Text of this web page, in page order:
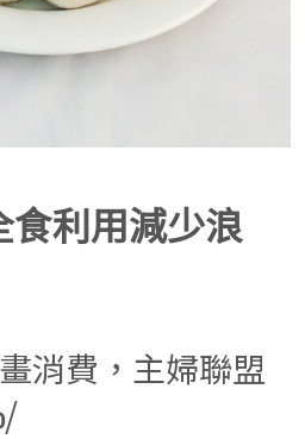
利用減少浪
消費，主婦聯盟
/